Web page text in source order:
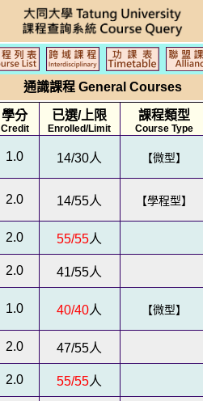
通識課程 General Courses
學分
Credit
已選/上限
Enrolled/Limit
課程類型
Course Type
1.0 14/30人 【微型】
2.0 14/55人 【學程型】
2.0 55/55人
2.0 41/55人
1.0 40/40人 【微型】
2.0 47/55人
2.0 55/55人